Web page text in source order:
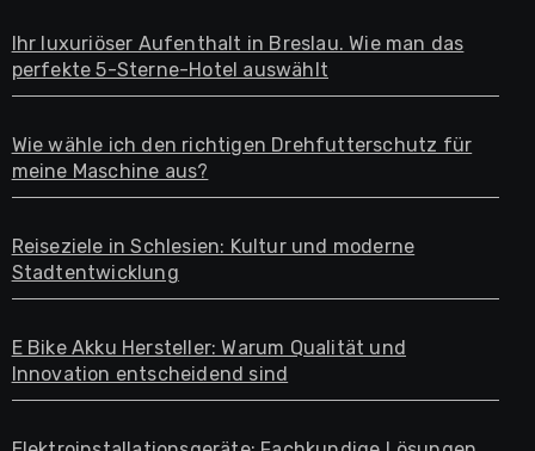
Ihr luxuriöser Aufenthalt in Breslau. Wie man das
perfekte 5-Sterne-Hotel auswählt
Wie wähle ich den richtigen Drehfutterschutz für
meine Maschine aus?
Reiseziele in Schlesien: Kultur und moderne
Stadtentwicklung
E Bike Akku Hersteller: Warum Qualität und
Innovation entscheidend sind